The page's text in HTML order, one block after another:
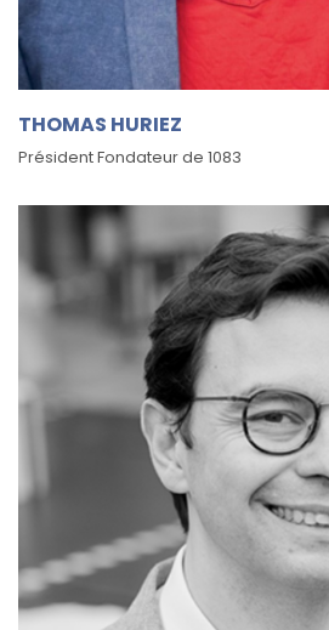
THOMAS HURIEZ
Président Fondateur de 1083